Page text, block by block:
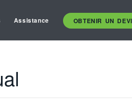
Assistance OBTENIR UN